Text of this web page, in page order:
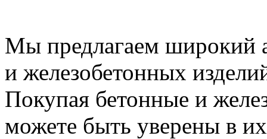
Мы предлагаем широкий
и железобетонных
Покупая бетонные и
можете быть уверены в их